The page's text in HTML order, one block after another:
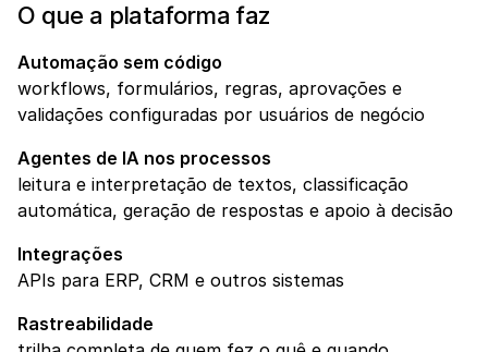
O que a plataforma faz
Automação sem código
workflows, formulários, regras, aprovações e
validações configuradas por usuários de negócio
Agentes de IA nos processos
leitura e interpretação de textos, classificação
automática, geração de respostas e apoio à decisão
Integrações
APIs para ERP, CRM e outros sistemas
Rastreabilidade